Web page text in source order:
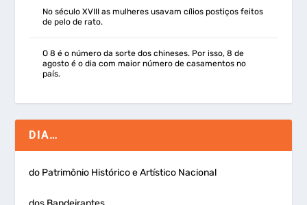
No século XVIII as mulheres usavam cílios postiços feitos
de pelo de rato.
O 8 é o número da sorte dos chineses. Por isso, 8 de
agosto é o dia com maior número de casamentos no
país.
DIA…
do Patrimônio Histórico e Artístico Nacional